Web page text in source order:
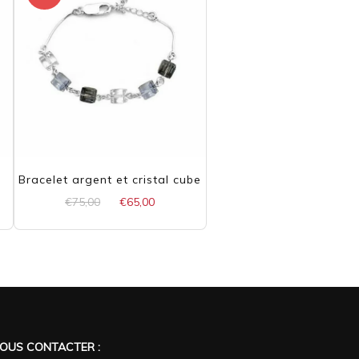
Bracelet argent et cristal cube
€75,00
Le
initial
€65,00
actuel
CONTACTER :